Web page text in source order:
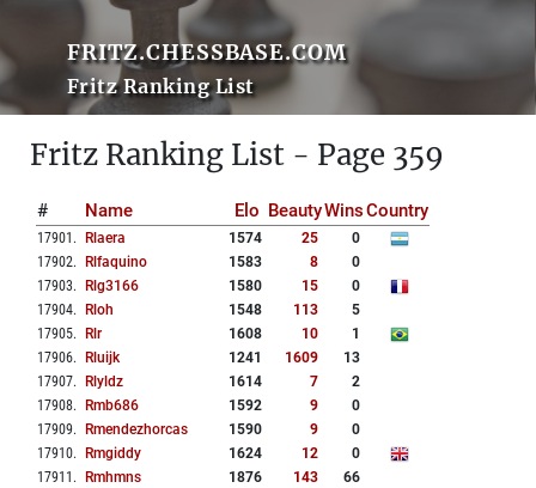
FRITZ.CHESSBASE.COM
Fritz Ranking List
Fritz Ranking List - Page 359
# Name Elo BeautyWinsCountry
17901 . Rlaera 1574 25
0
17902. Rlfaquino 1583 8
0
17903. Rlg3166 1580 15
0
17904. Rloh 1548 113
5
17905. Rlr 1608 10
1
17906. Rluijk 1241 1609
13
17907. Rlyldz 1614 7
2
17908. Rmb686 1592 9
0
17909. Rmendezhorcas 1590 9
0
17910. Rmgiddy 1624 12
0
17911 . Rmhmns 1876 143
66